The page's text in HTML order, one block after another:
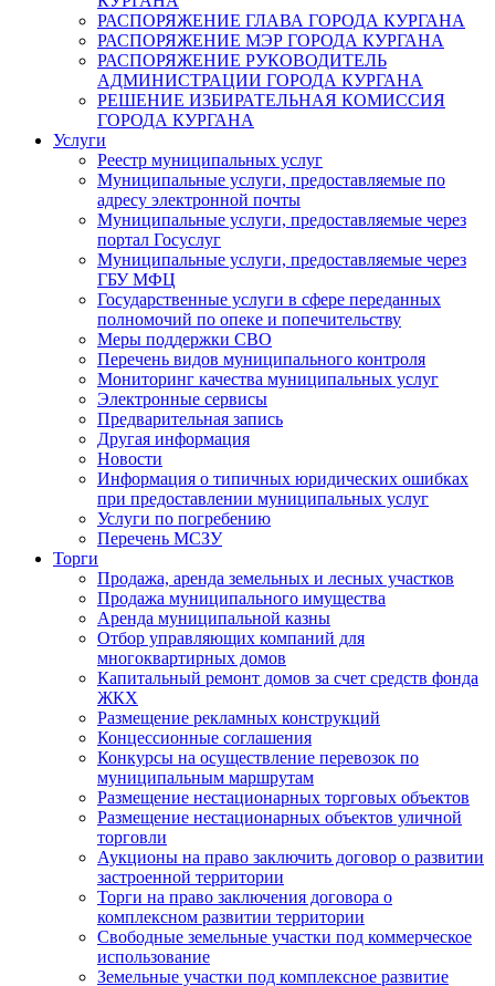
РАСПОРЯЖЕНИЕ ГЛАВА ГОРОДА КУРГАНА
РАСПОРЯЖЕНИЕ МЭР ГОРОДА КУРГАНА
РАСПОРЯЖЕНИЕ РУКОВОДИТЕЛЬ
АДМИНИСТРАЦИИ ГОРОДА КУРГАНА
РЕШЕНИЕ ИЗБИРАТЕЛЬНАЯ КОМИССИЯ
ГОРОДА КУРГАНА
Услуги
Реестр муниципальных услуг
Муниципальные услуги, предоставляемые по
адресу электронной почты
Муниципальные услуги, предоставляемые через
портал Госуслуг
Муниципальные услуги, предоставляемые через
ГБУ МФЦ
Государственные услуги в сфере переданных
полномочий по опеке и попечительству
Меры поддержки СВО
Перечень видов муниципального контроля
Мониторинг качества муниципальных услуг
Электронные сервисы
Предварительная запись
Другая информация
Новости
Информация о типичных юридических ошибках
при предоставлении муниципальных услуг
Услуги по погребению
Перечень МСЗУ
Торги
Продажа, аренда земельных и лесных участков
Продажа муниципального имущества
Аренда муниципальной казны
Отбор управляющих компаний для
многоквартирных домов
Капитальный ремонт домов за счет средств фонда
ЖКХ
Размещение рекламных конструкций
Концессионные соглашения
Конкурсы на осуществление перевозок по
муниципальным маршрутам
Размещение нестационарных торговых объектов
Размещение нестационарных объектов уличной
торговли
Аукционы на право заключить договор о развитии
застроенной территории
Торги на право заключения договора о
комплексном развитии территории
Свободные земельные участки под коммерческое
использование
Земельные участки под комплексное развитие